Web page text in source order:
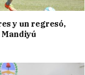
y un regresó,